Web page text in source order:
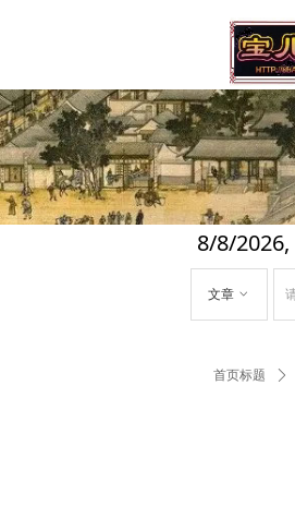
8/8/
文章 ꀁ
首页标题 ꄲ